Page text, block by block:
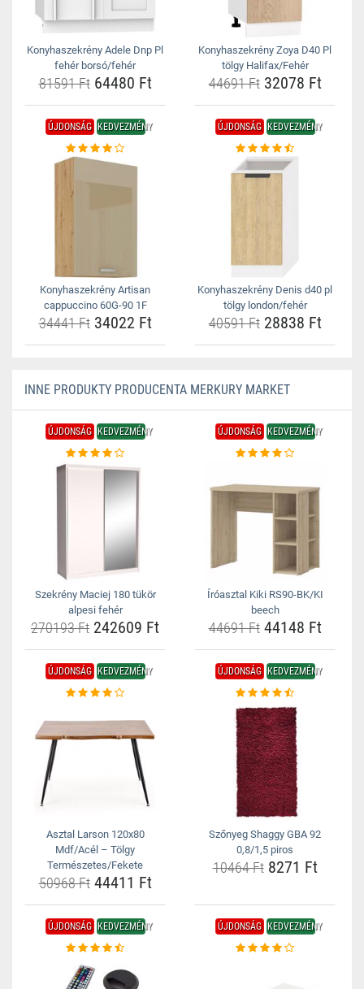
Konyhaszekrény Adele Dnp Pl
fehér borsó/fehér
81591 Ft64480 Ft
Konyhaszekrény Zoya D40 Pl
tölgy Halifax/Fehér
44691 Ft32078 Ft
ÚJDONSÁG KEDVEZMÉNY
Konyhaszekrény Artisan
cappuccino 60G-90 1F
34441 Ft34022 Ft
ÚJDONSÁG KEDVEZMÉNY
Konyhaszekrény Denis d40 pl
tölgy london/fehér
40591 Ft28838 Ft
INNE PRODUKTY PRODUCENTA MERKURY MARKET
ÚJDONSÁG KEDVEZMÉNY
Szekrény Maciej 180 tükör
alpesi fehér
270193 Ft 242609 Ft
ÚJDONSÁG KEDVEZMÉNY
Íróasztal Kiki RS90-BK/KI
beech
44691 Ft44148 Ft
ÚJDONSÁG KEDVEZMÉNY
Asztal Larson 120x80
Mdf/Acél – Tölgy
Természetes/Fekete
50968 Ft44411 Ft
ÚJDONSÁG KEDVEZMÉNY
Szőnyeg Shaggy GBA 92
0,8/1,5 piros
10464 Ft8271 Ft
ÚJDONSÁG KEDVEZMÉNY ÚJDONSÁG KEDVEZMÉNY